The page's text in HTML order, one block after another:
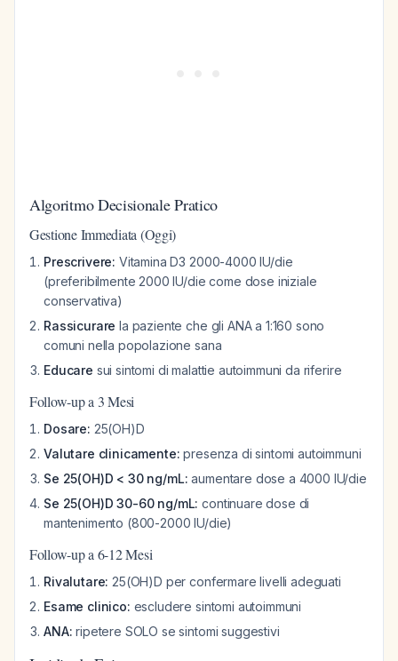
Algoritmo Decisionale Pratico
Gestione Immediata (Oggi)
Prescrivere: Vitamina D3 2000-4000 IU/die
(preferibilmente 2000 IU/die come dose iniziale
conservativa)
Rassicurare la paziente che gli ANA a 1:160 sono
comuni nella popolazione sana
Educare sui sintomi di malattie autoimmuni da riferire
Follow-up a 3 Mesi
Dosare: 25(OH)D
Valutare clinicamente: presenza di sintomi autoimmuni
Se 25(OH)D < 30 ng/mL: aumentare dose a 4000 IU/die
Se 25(OH)D 30-60 ng/mL: continuare dose di
mantenimento (800-2000 IU/die)
Follow-up a 6-12 Mesi
Rivalutare: 25(OH)D per confermare livelli adeguati
Esame clinico: escludere sintomi autoimmuni
ANA: ripetere SOLO se sintomi suggestivi